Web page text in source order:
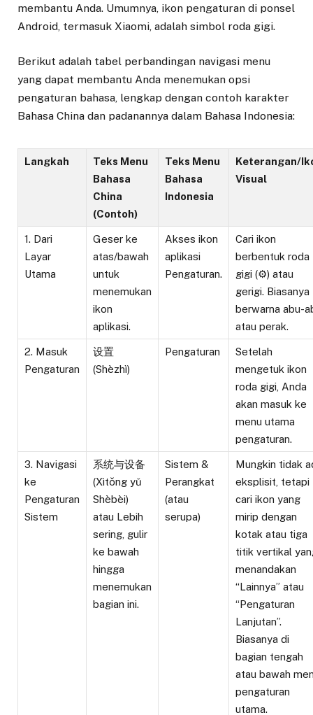
membantu Anda. Umumnya, ikon pengaturan di ponsel
Android, termasuk Xiaomi, adalah simbol roda gigi.
Berikut adalah tabel perbandingan navigasi menu
yang dapat membantu Anda menemukan opsi
pengaturan bahasa, lengkap dengan contoh karakter
Bahasa China dan padanannya dalam Bahasa Indonesia:
Langkah
Teks Menu
Bahasa
China
(Contoh)
Teks Menu
Bahasa
Indonesia
Keterangan/
Visual
1. Dari
Layar
Utama
Geser ke
atas/bawah
untuk
menemukan
ikon
aplikasi.
Akses ikon
aplikasi
Pengaturan.
Cari ikon
berbentuk roda
gigi (⚙️) atau
gerigi. Biasanya
berwarna abu-
atau perak.
2. Masuk
Pengaturan
设置
(Shèzhì)
Pengaturan
Setelah
mengetuk ikon
roda gigi, Anda
akan masuk ke
menu utama
pengaturan.
3. Navigasi
ke
Pengaturan
Sistem
系统与设备
(Xìtǒng yǔ
Shèbèi)
atau Lebih
sering, gulir
ke bawah
hingga
menemukan
bagian ini.
Sistem &
Perangkat
(atau
serupa)
Mungkin tidak
eksplisit, tetapi
cari ikon yang
mirip dengan
kotak atau tiga
titik vertikal
menandakan
“Lainnya” atau
“Pengaturan
Lanjutan”.
Biasanya di
bagian tengah
atau bawah
pengaturan
utama.